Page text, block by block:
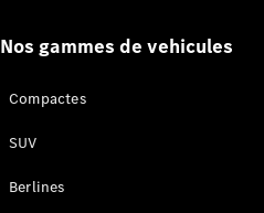
Break
All-Terrain
Nos gammes de vehicules
Compactes
SUV
Berlines